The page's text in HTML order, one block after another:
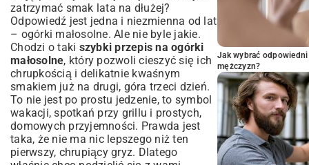
zatrzymać smak lata na dłużej?
Odpowiedź jest jedna i niezmienna od lat
– ogórki małosolne. Ale nie byle jakie.
Chodzi o taki szybki przepis na ogórki
małosolne, który pozwoli cieszyć się ich
chrupkością i delikatnie kwaśnym
smakiem już na drugi, góra trzeci dzień.
To nie jest po prostu jedzenie, to symbol
wakacji, spotkań przy grillu i prostych,
domowych przyjemności. Prawda jest
taka, że nie ma nic lepszego niż ten
pierwszy, chrupiący gryz. Dlatego
Jak wybrać
mężczyzn?